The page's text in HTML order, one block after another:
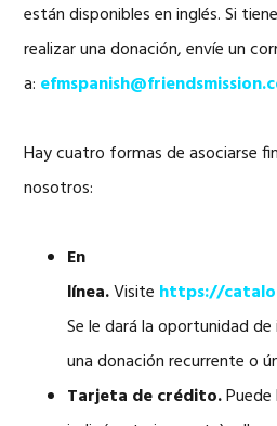
están disponibles en inglés. Si
realizar una donación, envíe un
a:
Hay cuatro formas de asociarse
nosotros:
En
línea.Visite https://
Se le dará la oportunidad
una donación recurrente o
Tarjeta de crédito.